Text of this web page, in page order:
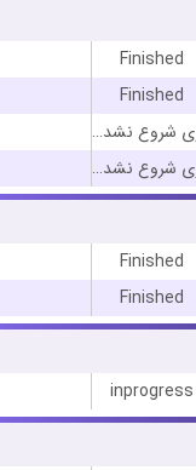
Finished
Finished
بازی شروع نشده است
بازی شروع نشده است
Finished
Finished
inprogress